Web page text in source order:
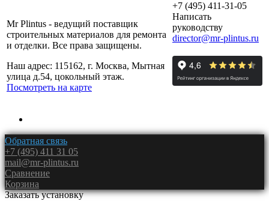
Mr Plintus - ведущий поставщик
строительных материалов для ремонта
и отделки. Все права защищены.
Наш адрес: 115162, г. Москва, Мытная
улица д.54, цокольный этаж.
Посмотреть на карте
+7 (495) 411-31-05
Написать
руководству
director@mr-plintus.ru
Обратная связь
+7 (495) 411 31 05
mail@mr-plintus.ru
Сравнение
Корзина
Заказать установку